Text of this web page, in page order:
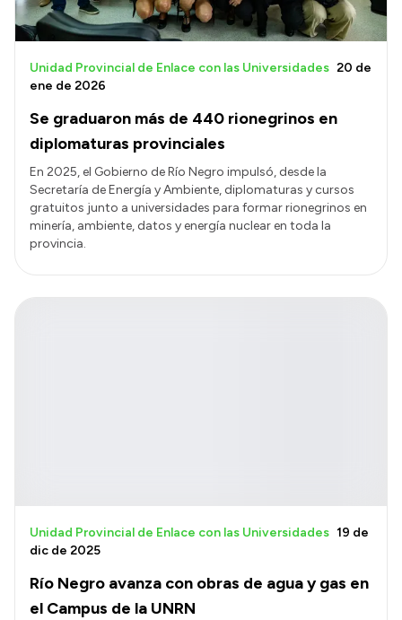
Se graduaron más de 440 rionegrinos en
diplomaturas provinciales
Unidad Provincial de Enlace con las Universidades 20 de
ene de 2026
En 2025, el Gobierno de Río Negro impulsó, desde la
Secretaría de Energía y Ambiente, diplomaturas y cursos
gratuitos junto a universidades para formar rionegrinos en
minería, ambiente, datos y energía nuclear en toda la
provincia.
Río Negro avanza con obras de agua y gas en
el Campus de la UNRN
Unidad Provincial de Enlace con las Universidades 19 de
dic de 2025